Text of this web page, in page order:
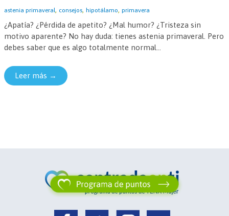
astenia primaveral, consejos, hipotálamo, primavera
¿Apatía? ¿Pérdida de apetito? ¿Mal humor? ¿Tristeza sin
motivo aparente? No hay duda: tienes astenia primaveral. Pero
debes saber que es algo totalmente normal...
Leer más →